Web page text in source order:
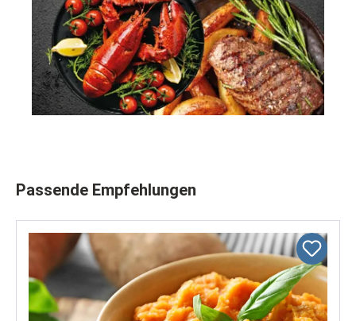
Produktgalerie überspringen
Passende Empfehlungen